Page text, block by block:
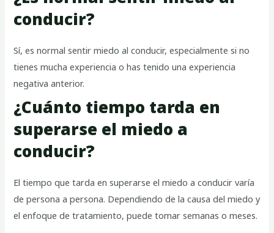
conducir?
Sí, es normal sentir miedo al conducir, especialmente si no
tienes mucha experiencia o has tenido una experiencia
negativa anterior.
¿Cuánto tiempo tarda en
superarse el miedo a
conducir?
El tiempo que tarda en superarse el miedo a conducir varía
de persona a persona. Dependiendo de la causa del miedo y
el enfoque de tratamiento, puede tomar semanas o meses.